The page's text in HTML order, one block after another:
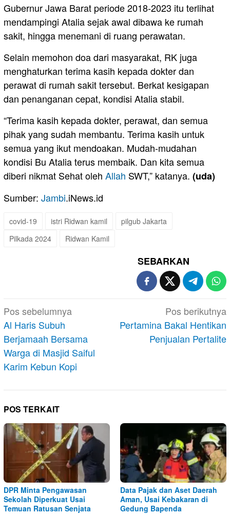
Gubernur Jawa Barat periode 2018-2023 itu terlihat
mendampingi Atalia sejak awal dibawa ke rumah
sakit, hingga menemani di ruang perawatan.
Selain memohon doa dari masyarakat, RK juga
menghaturkan terima kasih kepada dokter dan
perawat di rumah sakit tersebut. Berkat kesigapan
dan penanganan cepat, kondisi Atalia stabil.
“Terima kasih kepada dokter, perawat, dan semua
pihak yang sudah membantu. Terima kasih untuk
semua yang ikut mendoakan. Mudah-mudahan
kondisi Bu Atalia terus membaik. Dan kita semua
diberi nikmat Sehat oleh Allah SWT,” katanya. (uda)
Sumber: Jambi.iNews.id
covid-19 istri Ridwan kamil
pilgub Jakarta
Pilkada 2024
Ridwan Kamil
SEBARKAN
Navigasi
pos
Pos sebelumnya
Al Haris Subuh
Berjamaah Bersama
Warga di Masjid Saiful
Karim Kebun Kopi
Pos berikutnya
Pertamina Bakal Hentikan
Penjualan Pertalite
POS TERKAIT
DPR Minta Pengawasan
Sekolah Diperkuat Usai
Temuan Ratusan Senjata
Data Pajak dan Aset Daerah
Aman, Usai Kebakaran di
Gedung Bapenda